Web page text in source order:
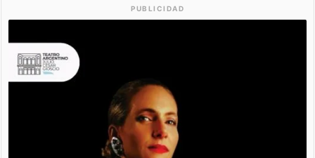
PUBLICIDAD